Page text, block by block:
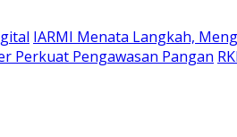
IARMI Menata Langkah,
Perkuat Pengawasan Pangan